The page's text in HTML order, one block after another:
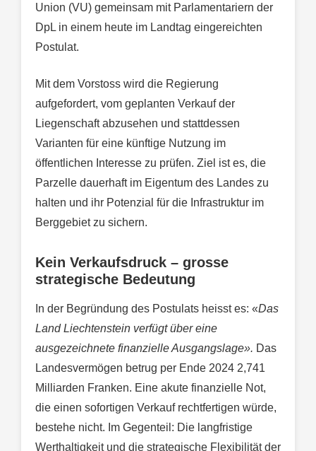
Union (VU) gemeinsam mit Parlamentariern der
DpL in einem heute im Landtag eingereichten
Postulat.
Mit dem Vorstoss wird die Regierung
aufgefordert, vom geplanten Verkauf der
Liegenschaft abzusehen und stattdessen
Varianten für eine künftige Nutzung im
öffentlichen Interesse zu prüfen. Ziel ist es, die
Parzelle dauerhaft im Eigentum des Landes zu
halten und ihr Potenzial für die Infrastruktur im
Berggebiet zu sichern.
Kein Verkaufsdruck – grosse
strategische Bedeutung
In der Begründung des Postulats heisst es: «Das
Land Liechtenstein verfügt über eine
ausgezeichnete finanzielle Ausgangslage». Das
Landesvermögen betrug per Ende 2024 2,741
Milliarden Franken. Eine akute finanzielle Not,
die einen sofortigen Verkauf rechtfertigen würde,
bestehe nicht. Im Gegenteil: Die langfristige
Werthaltigkeit und die strategische Flexibilität der